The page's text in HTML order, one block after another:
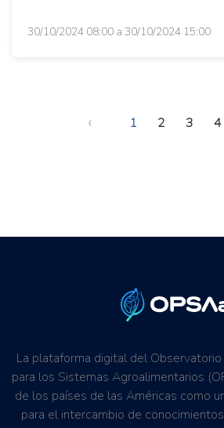
30/10/2024 08:00 a 30/10/2024 15:00
‹ 1 2 3 4
La plataforma digital del
para los Sistemas Agroalimentarios
de los países de las Américas como
para el intercambio de